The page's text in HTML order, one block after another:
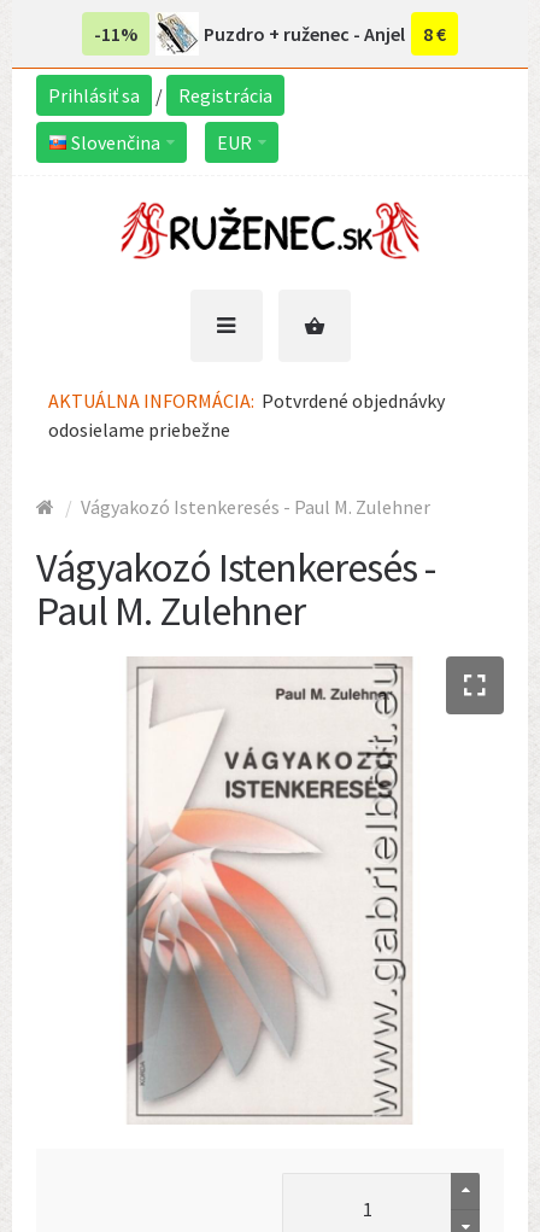
-11% Puzdro + ruženec - Anjel 8 €
Prihlásiť sa /
Registrácia
Slovenčina
EUR
AKTUÁLNA INFORMÁCIA: Potvrdené objednávky
odosielame priebežne
Vágyakozó Istenkeresés - Paul M. Zulehner
Vágyakozó Istenkeresés -
Paul M. Zulehner